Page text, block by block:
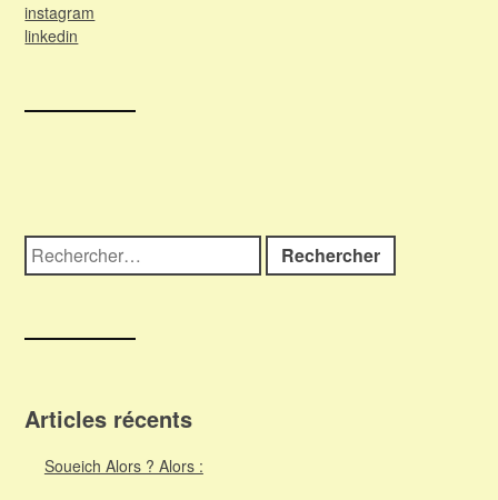
instagram
linkedin
Rechercher :
Articles récents
Soueich Alors ? Alors :